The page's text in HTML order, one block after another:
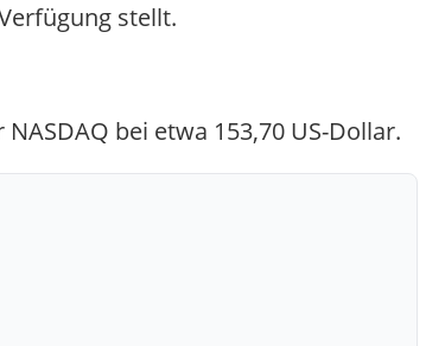
stellt.
bei etwa 153,70 US-Dollar.